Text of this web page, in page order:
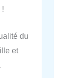
du
et